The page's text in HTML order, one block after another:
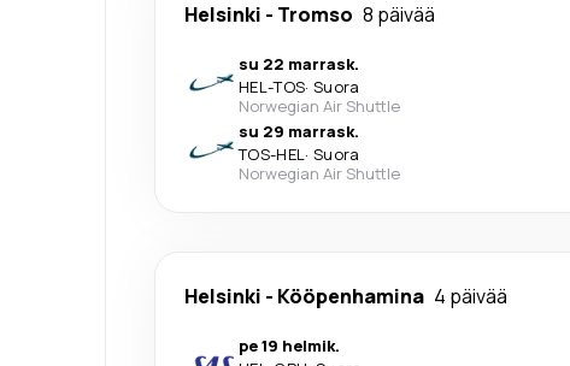
Helsinki - Tromso 8 päivää
su 22 marrask.
HEL-TOS· Suora
Norwegian Air Shuttle
su 29 marrask.
TOS-HEL· Suora
Norwegian Air Shuttle
Helsinki - Kööpenhamina 4 päivää
pe 19 helmik.